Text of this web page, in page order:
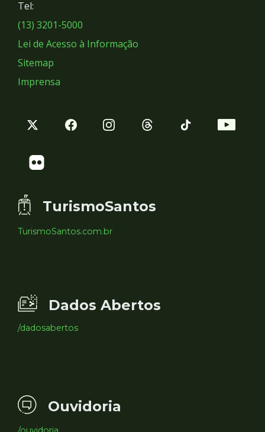
Sociais
Tel:
(13) 3201-5000
Lei de Acesso à Informação
Sitemap
Imprensa
TurismoSantos
TurismoSantos.com.br
Dados Abertos
/dadosabertos
Ouvidoria